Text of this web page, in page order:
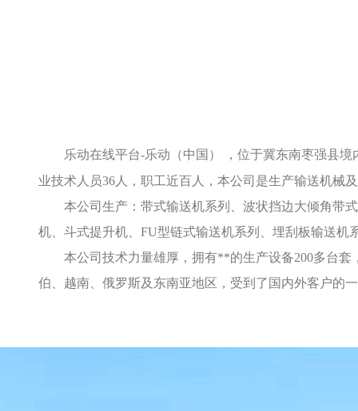
乐动在线平台-乐动（中国） ，位于冀东南枣强县
业技术人员36人，职工近百人，本公司是生产输送机械
本公司生产：带式输送机系列、波状挡边大倾角带
机、斗式提升机、FU型链式输送机系列、埋刮板输送
本公司技术力量雄厚，拥有**的生产设备200多台
伯、越南、俄罗斯及东南亚地区，受到了国内外客户的